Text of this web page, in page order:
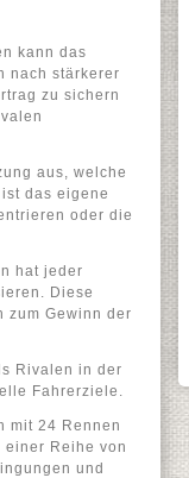
kann das
nach stärkerer
zu sichern
aus, welche
das eigene
oder die
hat jeder
Diese
zum Gewinn der
Rivalen in der
Fahrerziele.
mit 24 Rennen
Reihe von
und